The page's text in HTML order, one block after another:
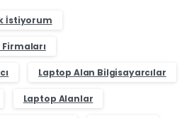
İstiyorum
Laptop Alan Bilgisayarcılar
Laptop Alanlar